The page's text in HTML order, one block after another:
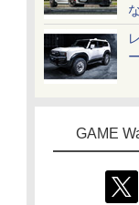
GAME